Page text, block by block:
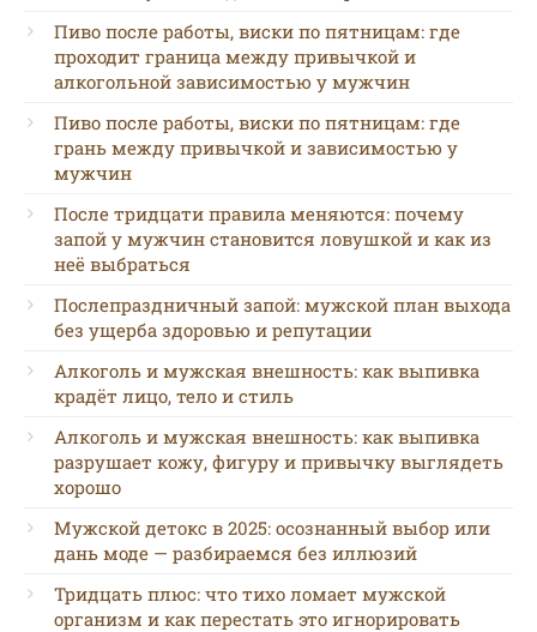
Пиво после работы, виски по пятницам: где
проходит граница между привычкой и
алкогольной зависимостью у мужчин
Пиво после работы, виски по пятницам: где
грань между привычкой и зависимостью у
мужчин
После тридцати правила меняются: почему
запой у мужчин становится ловушкой и как из
неё выбраться
Послепраздничный запой: мужской план выхода
без ущерба здоровью и репутации
Алкоголь и мужская внешность: как выпивка
крадёт лицо, тело и стиль
Алкоголь и мужская внешность: как выпивка
разрушает кожу, фигуру и привычку выглядеть
хорошо
Мужской детокс в 2025: осознанный выбор или
дань моде — разбираемся без иллюзий
Тридцать плюс: что тихо ломает мужской
организм и как перестать это игнорировать